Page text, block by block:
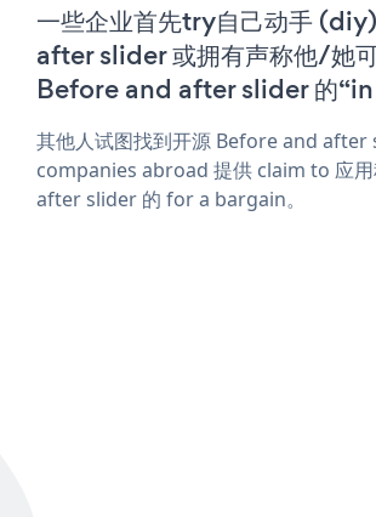
一些企业首先try自己动手
after slider 或拥有声称他/她
Before and after slider 的“in
其他人试图找到开源 Before and after
companies abroad 提供 claim to 应
after slider 的 for a bargain。